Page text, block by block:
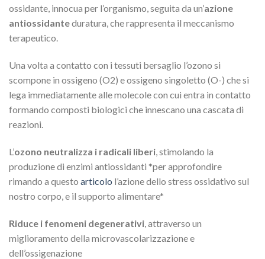
ossidante, innocua per l’organismo, seguita da un’azione
antiossidanteduratura, che rappresenta il meccanismo
terapeutico.
Una volta a contatto con i tessuti bersaglio l’ozono si
scompone in ossigeno (O2) e ossigeno singoletto (O-) che si
lega immediatamente alle molecole con cui entra in contatto
formando composti biologici che innescano una cascata di
reazioni.
L’ozono neutralizza i radicali liberi , stimolando la
produzione di enzimi antiossidanti *per approfondire
rimando a questo articolo l’azione dello stress ossidativo sul
nostro corpo, e il supporto alimentare*
Riduce i fenomeni degenerativi , attraverso un
miglioramento della microvascolarizzazione e
dell’ossigenazione